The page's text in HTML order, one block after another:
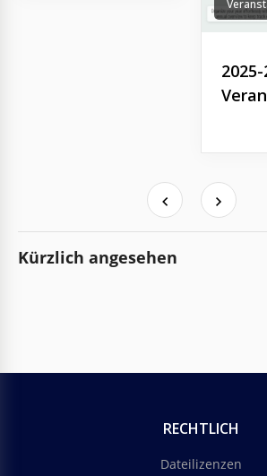
Kürzlich angesehen
RECHTLICH
Dateilizenzen